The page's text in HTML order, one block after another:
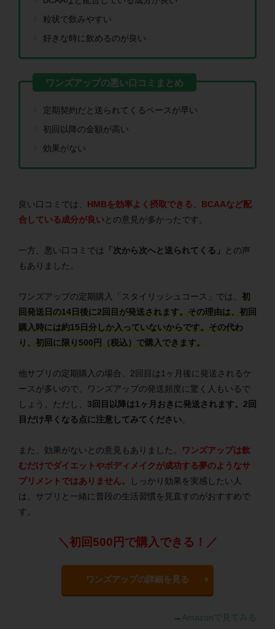
粒状で飲みやすい
好きな時に飲めるのが良い
定期契約だと送られてくるペースが早い
初回以降の金額が高い
効果がない
良い口コミでは、 HMBを効率よく摂取できる、BCAAなど配
合している成分が良いとの意見が多かったです。
一方、悪い口コミでは 「次から次へと送られてくる」
との声
もありました。
ワンズアップの定期購入「スタイリッシュコース」では、 初
回発送日の14日後に2回目が発送されます。その理由は、初回
購入時には約15日分しか入っていないからです。その代わ
り、初回に限り500円（税込）で購入できます。
他サプリの定期購入の場合、2回目は1ヶ月後に発送されるケ
ースが多いので、ワンズアップの発送頻度に驚く人もいるで
しょう。ただし、 3回目以降は1ヶ月おきに発送されます。2回
目だけ早くなる点に注意してみてください
また、効果がないとの意見もありました。
ワンズアップは飲
むだけでダイエットやボディメイクが成功する夢のようなサ
プリメントではありません。
しっかり効果を実感したい人
は、サプリと一緒に普段の生活習慣を見直すのがおすすめで
す。
＼初回500円で購入できる！／
ワンズアップの詳細を見る
→ Amazonで見てみる